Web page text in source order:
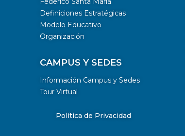
Definiciones Estratégicas
Modelo Educativo
Organización
CAMPUS Y SEDES
Información Campus y Sedes
Tour Virtual
Política de Privacidad